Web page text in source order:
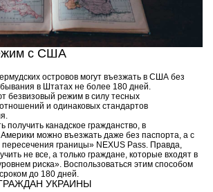
с США
островов могут въезжать в США без
в Штатах не более 180 дней.
безвизовый режим в силу тесных
и одинаковых стандартов
получить канадское гражданство, в
можно въезжать даже без паспорта, а с
границы» NEXUS Pass. Правда,
не все, а только граждане, которые входят в
риска». Воспользоваться этим способом
до 180 дней.
УКРАИНЫ